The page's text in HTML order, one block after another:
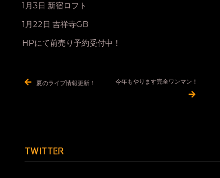
1月3日 新宿ロフト
1月22日 吉祥寺GB
HPにて前売り予約受付中！
稿
ー
夏のライブ情報更新！ 今年もやります完全ワンマン！
TWITTER